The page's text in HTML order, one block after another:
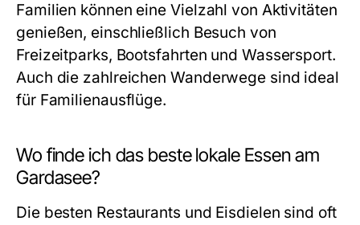
Familien können eine Vielzahl von Aktivitäten
genießen, einschließlich Besuch von
Freizeitparks, Bootsfahrten und Wassersport.
Auch die zahlreichen Wanderwege sind ideal
für Familienausflüge.
Wo finde ich das beste lokale Essen am
Gardasee?
Die besten Restaurants und Eisdielen sind oft